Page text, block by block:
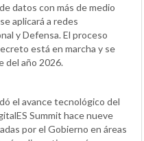
datos con más de medio
aplicará a redes
y Defensa. El proceso
está en marcha y se
del año 2026.
el avance tecnológico del
Summit hace nueve
por el Gobierno en áreas